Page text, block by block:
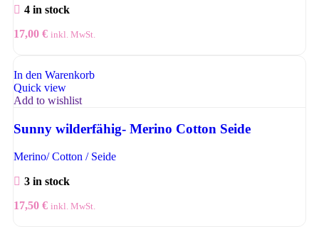
4 in stock
17,00 € inkl. MwSt.
In den Warenkorb
Quick view
Add to wishlist
Sunny wilderfähig- Merino Cotton Seide
Merino/ Cotton / Seide
3 in stock
17,50 € inkl. MwSt.